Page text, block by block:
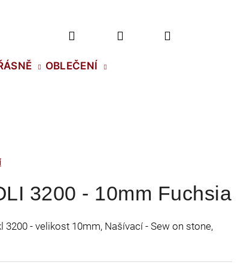
OBLEČENÍ
Přihlášení
3200 - 10mm Fuchsia
3200 - velikost 10mm, Našívací - Sew on stone,
SS-5 CRYSTAL